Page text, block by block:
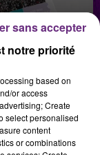
POUR LES
2026
notre priorité
based on
or access
Create
select personalised
content
or combinations
sans accepter